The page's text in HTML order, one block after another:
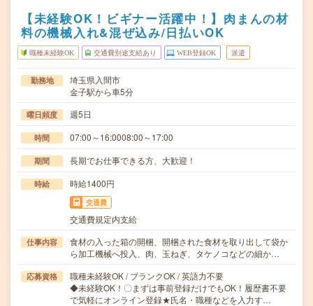
【未経験OK！ビギナー活躍中！】肉まんの材
料の機械入れ&混ぜ込み/日払いOK
職種未経験OK 交通費別途支給あり WEB登録OK 派遣
勤務地
埼玉県入間市
金子駅から車5分
曜日頻度 週5日
時間 07:00～16:0008:00～17:00
期間 長期でお仕事できる方、大歓迎！
時給 時給1400円
交通費
交通費規定内支給
仕事内容
食材の入った箱の開梱、開梱された食材を取り出して袋か
ら加工機械へ投入、肉、玉ねぎ、タケノコなどの細か…
応募資格
職種未経験OK / ブランクOK / 英語力不要
◆未経験OK！〇まずは事前登録だけでもOK！履歴書不要
で気軽にオンライン登録★氏名・職種などを入力す…